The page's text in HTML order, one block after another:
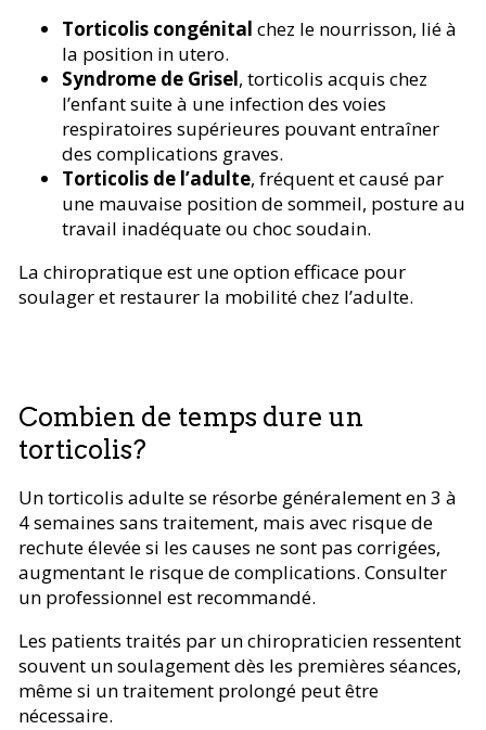
Torticolis congénital chez le nourrisson, lié à
la position in utero.
Syndrome de Grisel, torticolis acquis chez
l’enfant suite à une infection des voies
respiratoires supérieures pouvant entraîner
des complications graves.
Torticolis de l’adulte, fréquent et causé par
une mauvaise position de sommeil, posture au
travail inadéquate ou choc soudain.
La chiropratique est une option efficace pour
soulager et restaurer la mobilité chez l’adulte.
Combien de temps dure un
torticolis?
Un torticolis adulte se résorbe généralement en 3 à
4 semaines sans traitement, mais avec risque de
rechute élevée si les causes ne sont pas corrigées,
augmentant le risque de complications. Consulter
un professionnel est recommandé.
Les patients traités par un chiropraticien ressentent
souvent un soulagement dès les premières séances,
même si un traitement prolongé peut être
nécessaire.